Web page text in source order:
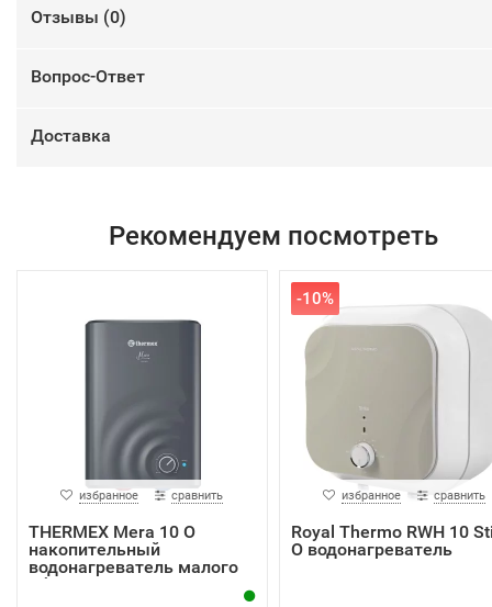
Отзывы (0)
Вопрос-Ответ
Доставка
Рекомендуем посмотреть
избранное сравнить
THERMEX Mera 10 O
накопительный
водонагреватель малого
об...
-10%
избранное сравнить
Royal Thermo RWH 10
O водонагреватель